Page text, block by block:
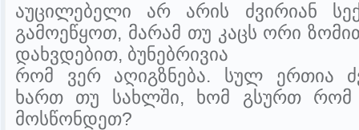
აუცილებელი არ არის ძვირიან
გამოეწყოთ, მარამ თუ კაცს ორი
დახვდებით, ბუნებრივია
რომ ვერ აღიგზნება. სულ ერთია
ხართ თუ სახლში, ხომ გსურთ რომ
მოსწონდეთ?